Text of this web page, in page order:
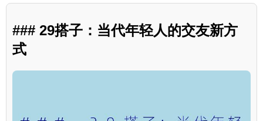
### 29搭子：当代年轻人的交友新方
式